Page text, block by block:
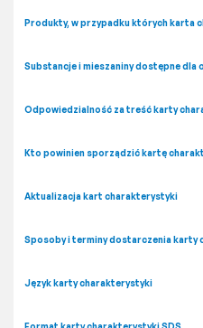
Produkty, w przypadku których karta
Substancje i mieszaniny dostępne dla
Odpowiedzialność za treść karty
Kto powinien sporządzić kartę
Aktualizacja kart charakterystyki
Sposoby i terminy dostarczenia karty
Język karty charakterystyki